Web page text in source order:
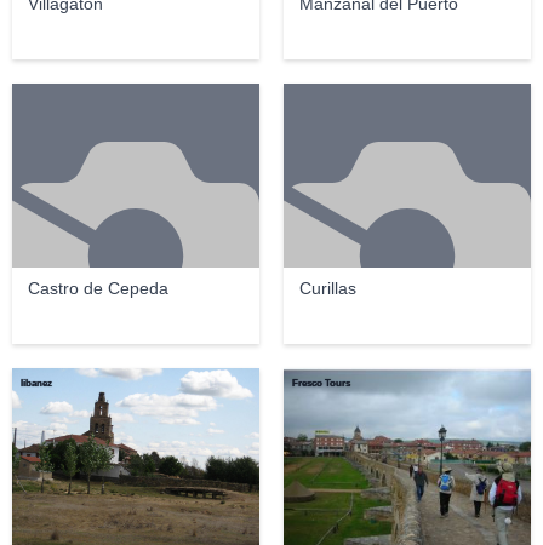
Castro de Cepeda Curillas
libanez Fresco Tours